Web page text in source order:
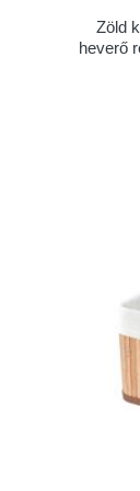
Zöld
heverő